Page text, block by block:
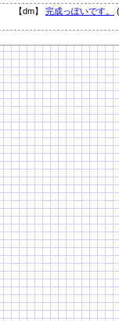
【dm】 完成っぽいです。